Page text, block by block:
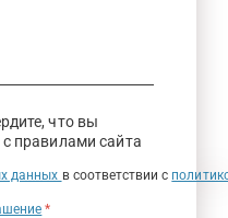
что вы
правилами сайта
данных в соответствии с
*